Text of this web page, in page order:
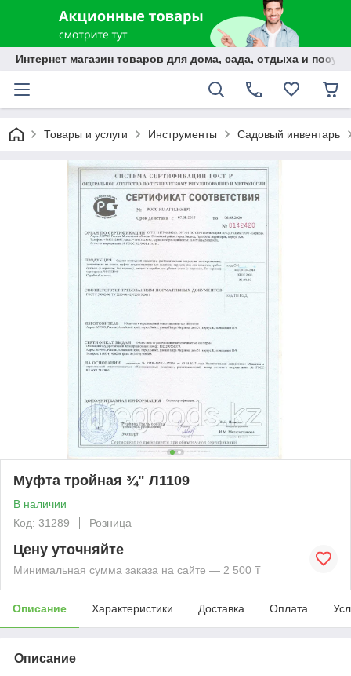
Интернет магазин товаров для дома, сада, отдыха и
Товары и услуги Инструменты Садовый инвентарь
Муфта тройная ¾" Л1109
В наличии
Код: 31289
Розница
Цену уточняйте
Минимальная сумма заказа на сайте — 2 500 ₸
Описание Характеристики Доставка Оплата
Описание